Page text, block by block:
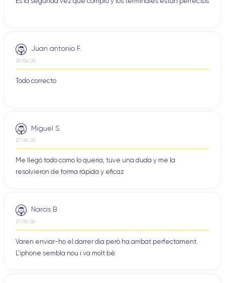
Juan antonio F.
29/06/26
Todo correcto
Miguel S.
27/06/26
Me llegó todo como lo queria, tuve una duda y me la
resolvieron de forma rápida y eficaz
Narcis B.
27/06/26
Varen enviar-ho el darrer dia però ha arribat perfectament.
L'iphone sembla nou i va molt bé.